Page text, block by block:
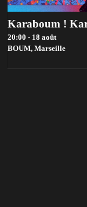
20:00 - 18 août
BOUM, Marseille